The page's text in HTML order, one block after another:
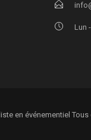
Lun
en événementiel